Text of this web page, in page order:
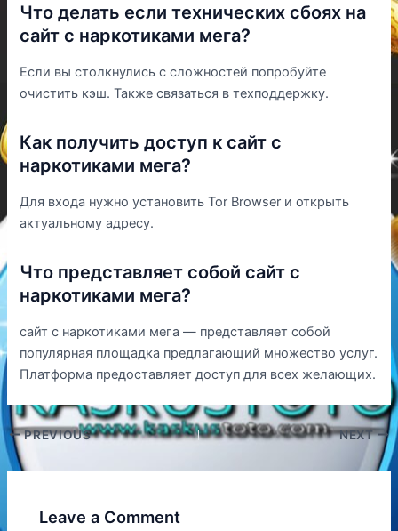
Что делать если технических сбоях на
сайт с наркотиками мега?
Если вы столкнулись с сложностей попробуйте
очистить кэш. Также связаться в техподдержку.
Как получить доступ к сайт с
наркотиками мега?
Для входа нужно установить Tor Browser и открыть
актуальному адресу.
Что представляет собой сайт с
наркотиками мега?
сайт с наркотиками мега — представляет собой
популярная площадка предлагающий множество услуг.
Платформа предоставляет доступ для всех желающих.
PREVIOUS NEXT
Leave a Comment